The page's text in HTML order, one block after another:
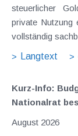
steuerlicher
private Nutzung
vollständig
Langtext
Kurz-Info:
Nationalrat
August 2026